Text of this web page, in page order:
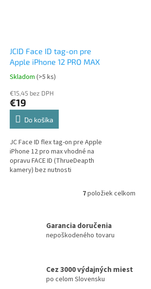
JCID Face ID tag-on pre
Apple iPhone 12 PRO MAX
Skladom (>5 ks)
€15,45 bez DPH
€19
Do košíka
JC Face ID flex tag-on pre Apple
iPhone 12 pro max vhodné na
opravu FACE ID (ThrueDeapth
kamery) bez nutnosti
O
á
d
e
7položiek celkom
Garancia doručenia
nepoškodeného tovaru
Cez 3000 výdajných miest
po celom Slovensku